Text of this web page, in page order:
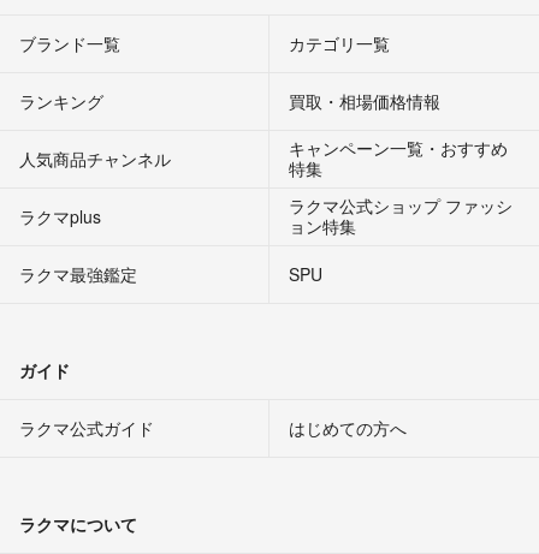
ブランド一覧 カテゴリ一覧
ランキング 買取・相場価格情報
人気商品チャンネル
キャンペーン一覧・おすすめ
特集
ラクマplus
ラクマ公式ショップ ファッシ
ョン特集
ラクマ最強鑑定
SPU
ガイド
ラクマ公式ガイド はじめての方へ
ラクマについて